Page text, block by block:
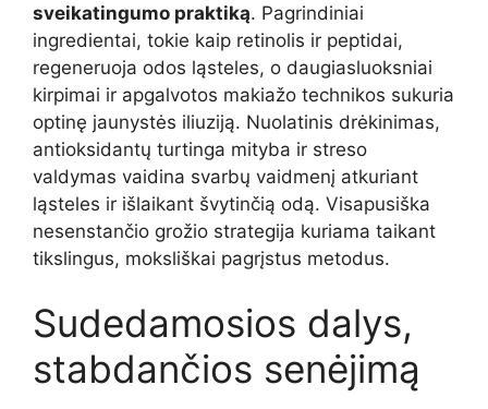
sveikatingumo praktiką. Pagrindiniai
ingredientai, tokie kaip retinolis ir peptidai,
regeneruoja odos ląsteles, o daugiasluoksniai
kirpimai ir apgalvotos makiažo technikos sukuria
optinę jaunystės iliuziją. Nuolatinis drėkinimas,
antioksidantų turtinga mityba ir streso
valdymas vaidina svarbų vaidmenį atkuriant
ląsteles ir išlaikant švytinčią odą. Visapusiška
nesenstančio grožio strategija kuriama taikant
tikslingus, moksliškai pagrįstus metodus.
Sudedamosios dalys,
stabdančios senėjimą